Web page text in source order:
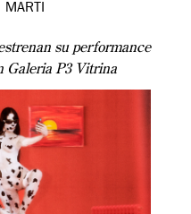
MARTI
su performance
Galeria P3 Vitrina